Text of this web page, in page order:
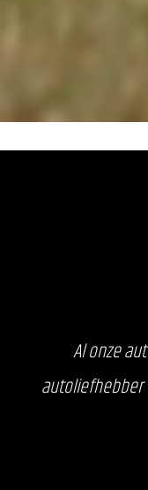
Al onze